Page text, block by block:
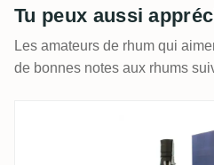
Tu peux aussi
Les amateurs de rhum qui
de bonnes notes aux rhums
Velier Carrere